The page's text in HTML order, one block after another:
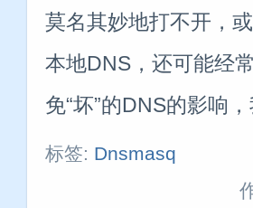
莫名其妙地打不开
本地DNS，还可能经
免“坏”的DNS的影响
标签: Dnsmasq